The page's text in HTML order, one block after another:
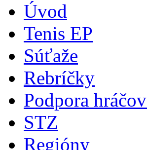
Úvod
Tenis EP
Súťaže
Rebríčky
Podpora
STZ
Regióny